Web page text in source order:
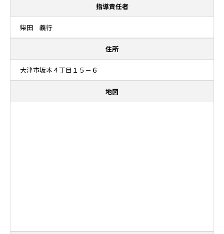
指導責任者
柴田 義行
住所
大津市坂本４丁目１５－６
地図